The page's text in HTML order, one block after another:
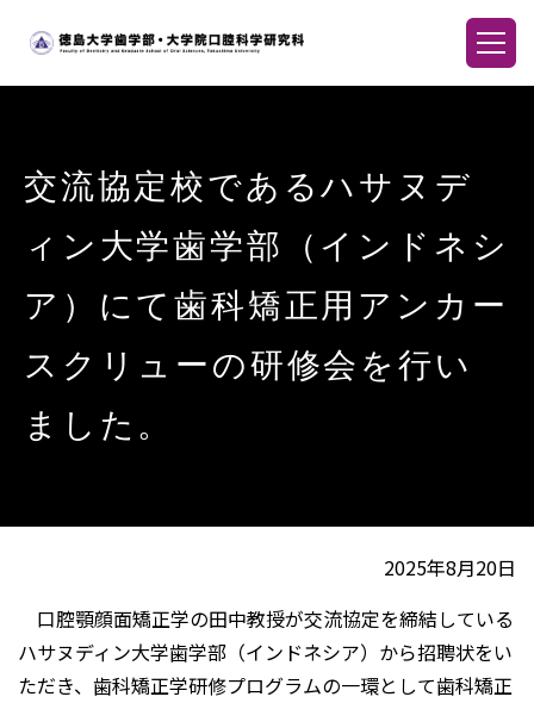
交流協定校であるハサヌデ
ィン大学歯学部（インドネシ
ア）にて歯科矯正用アンカー
スクリューの研修会を行い
ました。
2025年8月20日
口腔顎顔面矯正学の田中教授が交流協定を締結している
ハサヌディン大学歯学部（インドネシア）から招聘状をい
ただき、歯科矯正学研修プログラムの一環として歯科矯正